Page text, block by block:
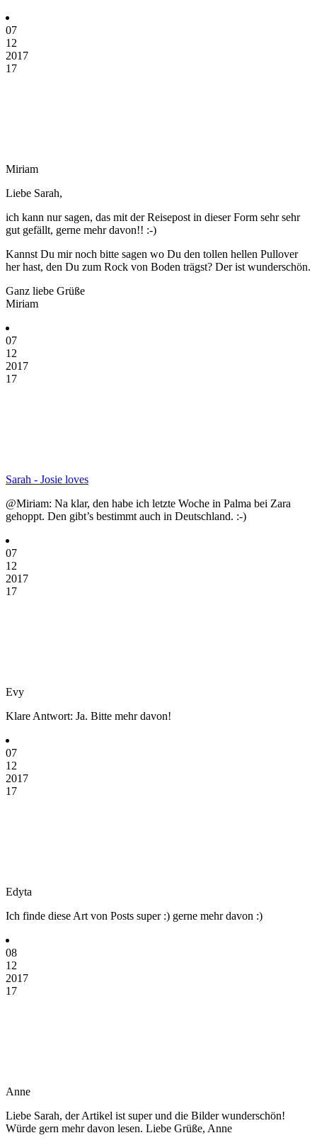
07
12
2017
17
Miriam
Liebe Sarah,
ich kann nur sagen, das mit der Reisepost in dieser Form sehr sehr
gut gefällt, gerne mehr davon!! :-)
Kannst Du mir noch bitte sagen wo Du den tollen hellen Pullover
her hast, den Du zum Rock von Boden trägst? Der ist wunderschön.
Ganz liebe Grüße
Miriam
07
12
2017
17
Sarah - Josie loves
@Miriam: Na klar, den habe ich letzte Woche in Palma bei Zara
gehoppt. Den gibt’s bestimmt auch in Deutschland. :-)
07
12
2017
17
Evy
Klare Antwort: Ja. Bitte mehr davon!
07
12
2017
17
Edyta
Ich finde diese Art von Posts super :) gerne mehr davon :)
08
12
2017
17
Anne
Liebe Sarah, der Artikel ist super und die Bilder wunderschön!
Würde gern mehr davon lesen. Liebe Grüße, Anne